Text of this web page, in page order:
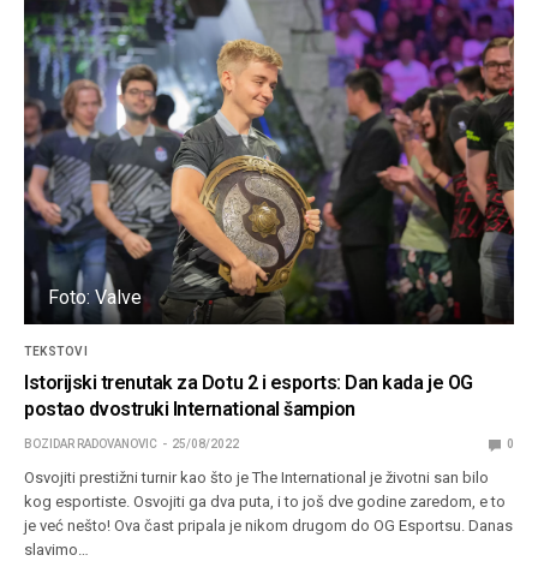
Foto: Valve
TEKSTOVI
Istorijski trenutak za Dotu 2 i esports: Dan kada je OG
postao dvostruki International šampion
BOZIDAR RADOVANOVIC 25/08/2022 0
Osvojiti prestižni turnir kao što je The International je životni san bilo
kog esportiste. Osvojiti ga dva puta, i to još dve godine zaredom, e to
je već nešto! Ova čast pripala je nikom drugom do OG Esportsu. Danas
slavimo…